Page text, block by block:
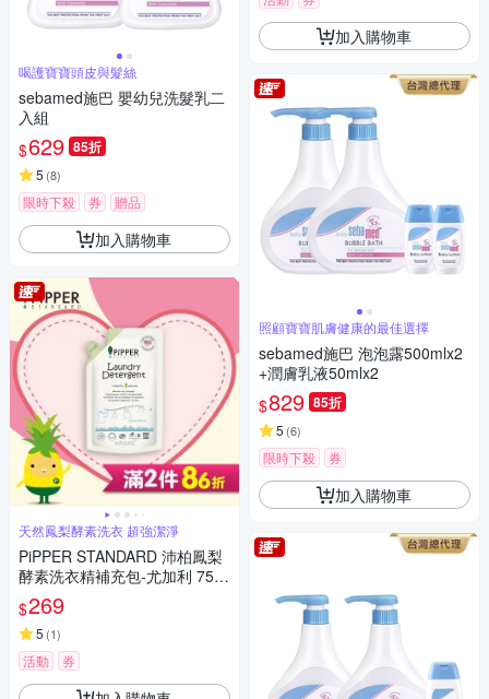
喝護寶寶頭皮與髮絲
sebamed施巴 嬰幼兒洗髮乳二
入組
$629 85折
5 (8)
限時下殺 券 贈品
加入購物車
天然鳳梨酵素洗衣 超強潔淨
PiPPER STANDARD 沛柏鳳梨
酵素洗衣精補充包-尤加利 750
ml
$269
5 (1)
活動 券
加入購物車
照顧寶寶肌膚健康的最佳選擇
sebamed施巴 泡泡露500mlx2
+潤膚乳液50mlx2
$829 85折
5 (6)
限時下殺 券
加入購物車